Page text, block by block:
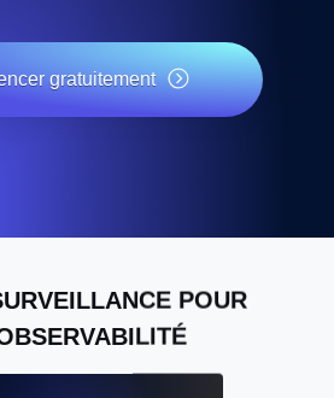
gratuitement
POUR